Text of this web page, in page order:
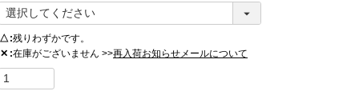
△ 残りわずかです。
✕ 在庫がございません >>再入荷お知らせメールについて